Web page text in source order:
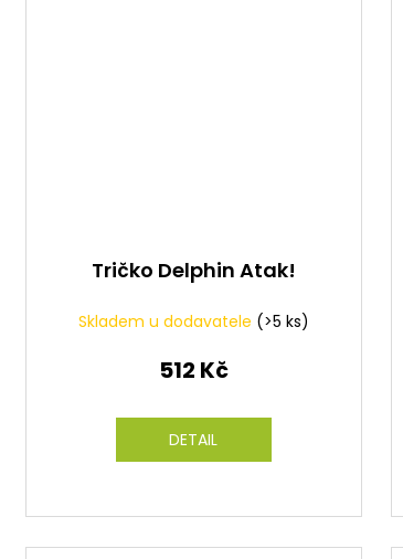
Tričko Delphin Atak!
Skladem u dodavatele (>5 ks)
512 Kč
DETAIL